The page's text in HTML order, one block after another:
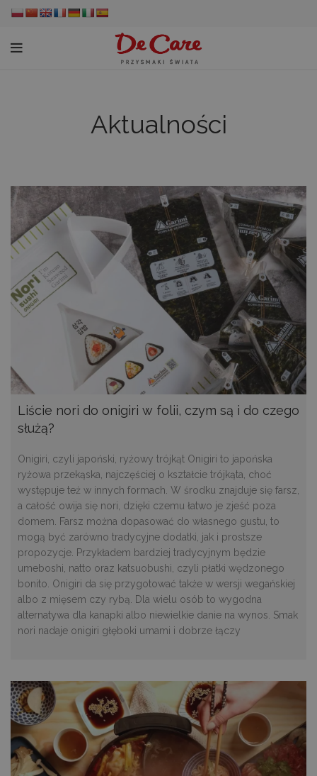
Aktualności
Liście nori do onigiri w folii, czym są i do czego
służą?
Onigiri, czyli japoński, ryżowy trójkąt Onigiri to japońska
ryżowa przekąska, najczęściej o kształcie trójkąta, choć
występuje też w innych formach. W środku znajduje się farsz,
a całość owija się nori, dzięki czemu łatwo je zjeść poza
domem. Farsz można dopasować do własnego gustu, to
mogą być zarówno tradycyjne dodatki, jak i prostsze
propozycje. Przykładem bardziej tradycyjnym będzie
umeboshi, natto oraz katsuobushi, czyli płatki wędzonego
bonito. Onigiri da się przygotować także w wersji wegańskiej
albo z mięsem czy rybą. Dla wielu osób to wygodna
alternatywa dla kanapki albo niewielkie danie na wynos. Smak
nori nadaje onigiri głęboki umami i dobrze łączy